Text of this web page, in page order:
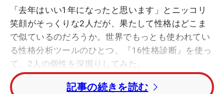
「去年はいい1年になったと思います」とニッコリ
笑顔がそっくりな2人だが、果たして性格はどこま
で似ているのだろうか。世界でもっとも使われてい
る性格分析ツールのひとつ、『16性格診断』を使っ
て、2人の個性を深掘りしてみた。
明愛は『主人公型』（強い存在感と天性のリーダー
記事の続きを読む